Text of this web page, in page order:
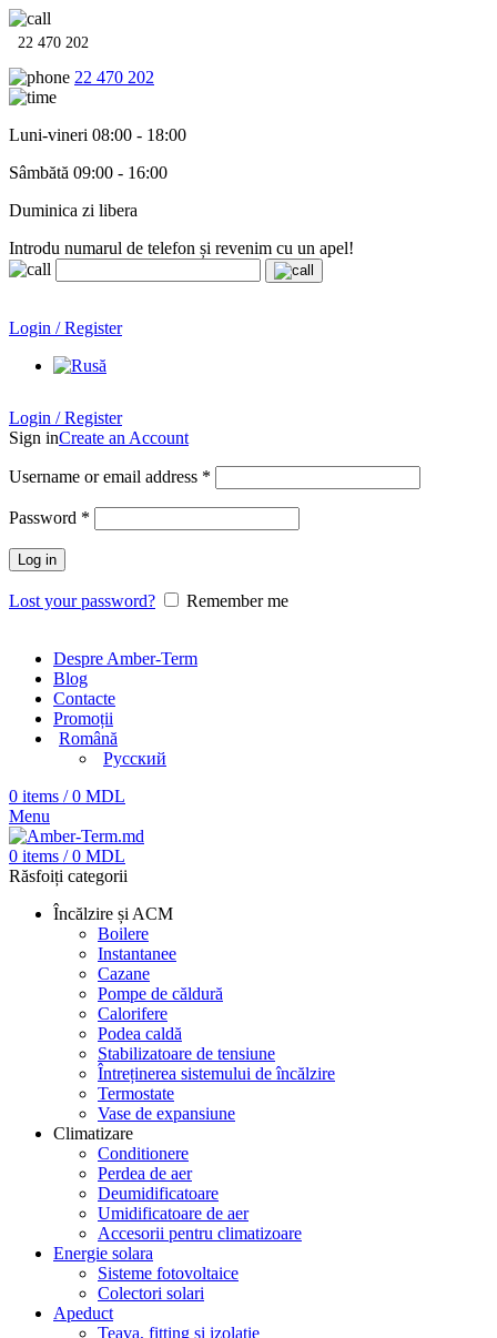
22 470 202
22 470 202
Luni-vineri 08:00 - 18:00
Sâmbătă 09:00 - 16:00
Duminica zi libera
Introdu numarul de telefon și revenim cu un apel!
Login / Register
Login / Register
Sign inCreate an Account
Username or email address *
Password *
Log in
Lost your password? Remember me
Despre Amber-Term
Blog
Contacte
Promoții
Română
Русский
0 items / 0 MDL
Menu
0 items / 0 MDL
Răsfoiți categorii
Încălzire și ACM
Boilere
Instantanee
Cazane
Pompe de căldură
Calorifere
Podea caldă
Stabilizatoare de tensiune
Întreținerea sistemului de încălzire
Termostate
Vase de expansiune
Climatizare
Conditionere
Perdea de aer
Deumidificatoare
Umidificatoare de aer
Accesorii pentru climatizoare
Energie solara
Sisteme fotovoltaice
Colectori solari
Apeduct
Teava, fitting si izolatie